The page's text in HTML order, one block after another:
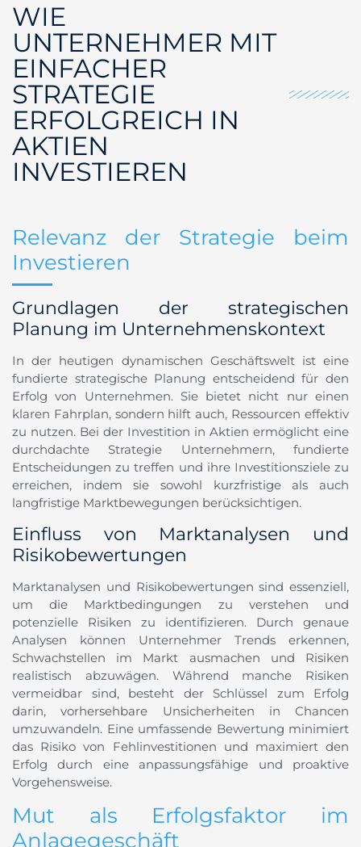
WIE
UNTERNEHMER MIT
EINFACHER
STRATEGIE
ERFOLGREICH IN
AKTIEN
INVESTIEREN
Relevanz der Strategie beim
Investieren
Grundlagen der strategischen
Planung im Unternehmenskontext
In der heutigen dynamischen Geschäftswelt ist eine
fundierte strategische Planung entscheidend für den
Erfolg von Unternehmen. Sie bietet nicht nur einen
klaren Fahrplan, sondern hilft auch, Ressourcen effektiv
zu nutzen. Bei der Investition in Aktien ermöglicht eine
durchdachte Strategie Unternehmern, fundierte
Entscheidungen zu treffen und ihre Investitionsziele zu
erreichen, indem sie sowohl kurzfristige als auch
langfristige Marktbewegungen berücksichtigen.
Einfluss von Marktanalysen und
Risikobewertungen
Marktanalysen und Risikobewertungen sind essenziell,
um die Marktbedingungen zu verstehen und
potenzielle Risiken zu identifizieren. Durch genaue
Analysen können Unternehmer Trends erkennen,
Schwachstellen im Markt ausmachen und Risiken
realistisch abzuwägen. Während manche Risiken
vermeidbar sind, besteht der Schlüssel zum Erfolg
darin, vorhersehbare Unsicherheiten in Chancen
umzuwandeln. Eine umfassende Bewertung minimiert
das Risiko von Fehlinvestitionen und maximiert den
Erfolg durch eine anpassungsfähige und proaktive
Vorgehensweise.
Mut als Erfolgsfaktor im
Anlagegeschäft